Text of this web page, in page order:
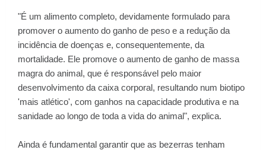
"É um alimento completo, devidamente formulado para
promover o aumento do ganho de peso e a redução da
incidência de doenças e, consequentemente, da
mortalidade. Ele promove o aumento de ganho de massa
magra do animal, que é responsável pelo maior
desenvolvimento da caixa corporal, resultando num biotipo
'mais atlético', com ganhos na capacidade produtiva e na
sanidade ao longo de toda a vida do animal", explica.
Ainda é fundamental garantir que as bezerras tenham